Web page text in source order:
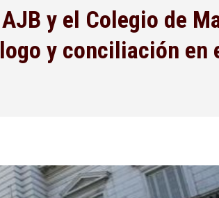
y el Colegio de
y conciliación en